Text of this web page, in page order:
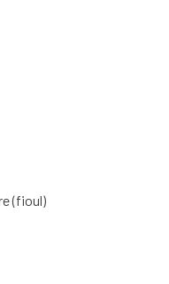
!
:
(fioul)